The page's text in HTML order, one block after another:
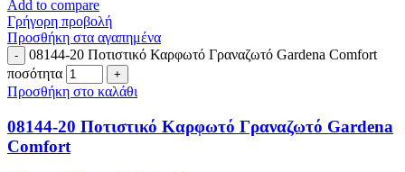
Add to compare
Γρήγορη προβολή
Προσθήκη στα αγαπημένα
08144-20 Ποτιστικό Καρφωτό Γραναζωτό Gardena Comfort
ποσότητα
Προσθήκη στο καλάθι
08144-20 Ποτιστικό Καρφωτό Γραναζωτό Gardena
Comfort